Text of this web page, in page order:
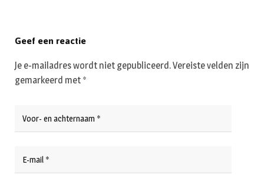
Geef een reactie
Je e-mailadres wordt niet gepubliceerd.Vereiste velden zijn
gemarkeerd met *